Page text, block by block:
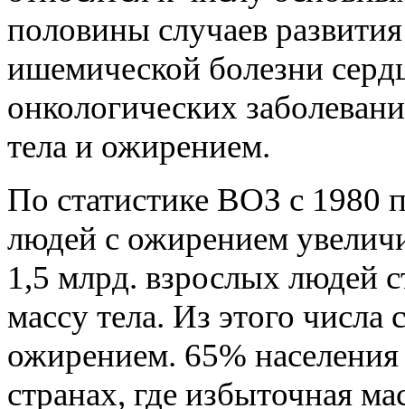
половины случаев
ишемической болезни
онкологических
тела и ожирением.
По статистике ВОЗ с 1980
людей с ожирением
1,5 млрд. взрослых людей
массу тела. Из этого
ожирением. 65%
странах, где избыточная